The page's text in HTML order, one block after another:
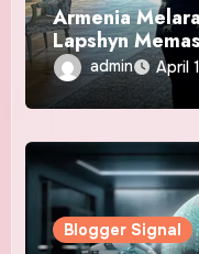
Armenia
Lapshyn
admin April
Blogger Signal